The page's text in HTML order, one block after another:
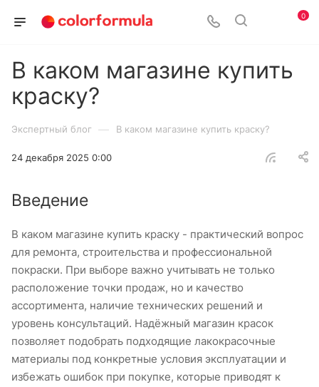
0
В каком магазине купить
краску?
Экспертный блог — В каком магазине купить краску?
24 декабря 2025 0:00
Введение
В каком магазине купить краску - практический вопрос
для ремонта, строительства и профессиональной
покраски. При выборе важно учитывать не только
расположение точки продаж, но и качество
ассортимента, наличие технических решений и
уровень консультаций. Надёжный магазин красок
позволяет подобрать подходящие лакокрасочные
материалы под конкретные условия эксплуатации и
избежать ошибок при покупке, которые приводят к